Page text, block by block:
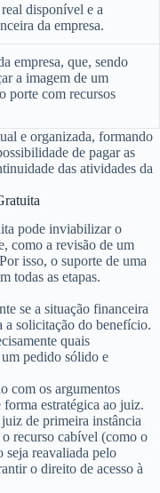
disponível e a
da empresa.
empresa, que, sendo
a imagem de um
porte com recursos
e organizada, formando
de pagar as
das atividades da
pode inviabilizar o
como a revisão de um
isso, o suporte de uma
todas as etapas.
se a situação financeira
a solicitação do benefício.
quais
pedido sólido e
com os argumentos
estratégica ao juiz.
de primeira instância
recurso cabível (como o
seja reavaliada pelo
o direito de acesso à